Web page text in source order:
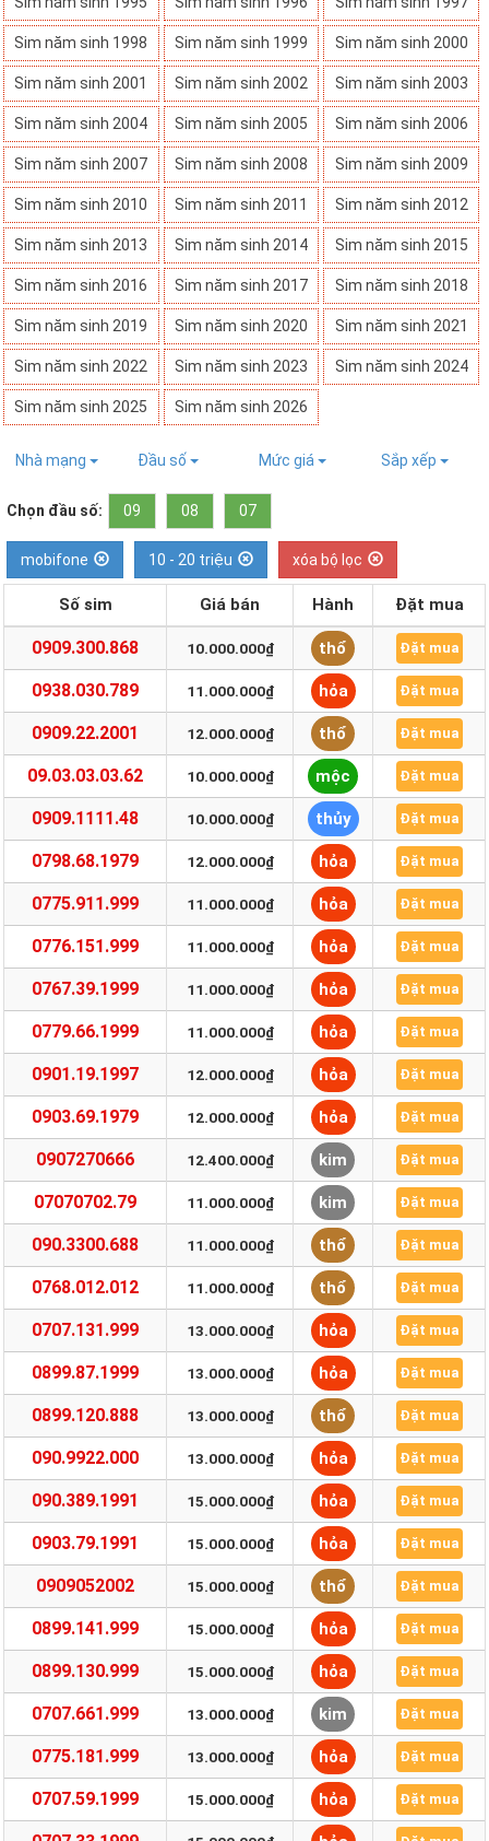
Sim năm sinh 1998 Sim năm sinh 1999 Sim năm sinh 2000
Sim năm sinh 2001 Sim năm sinh 2002 Sim năm sinh 2003
Sim năm sinh 2004 Sim năm sinh 2005 Sim năm sinh 2006
Sim năm sinh 2007 Sim năm sinh 2008 Sim năm sinh 2009
Sim năm sinh 2010 Sim năm sinh 2011 Sim năm sinh 2012
Sim năm sinh 2013 Sim năm sinh 2014 Sim năm sinh 2015
Sim năm sinh 2016 Sim năm sinh 2017 Sim năm sinh 2018
Sim năm sinh 2019 Sim năm sinh 2020 Sim năm sinh 2021
Sim năm sinh 2022 Sim năm sinh 2023 Sim năm sinh 2024
Sim năm sinh 2025 Sim năm sinh 2026
Nhà mạng Đầu số Mức giá Sắp xếp
Chọn đầu số: 09 08 07
mobifone 10 - 20 triệu xóa bộ lọc
Số sim Giá bán Hành Đặt mua
0909.300.868 10.000.000₫ thổ Đặt mua
0938.030.789 11.000.000₫ hỏa Đặt mua
0909.22.2001 12.000.000₫ thổ Đặt mua
09.03.03.03.62 10.000.000₫ mộc Đặt mua
0909.1111.48 10.000.000₫ thủy Đặt mua
0798.68.1979 12.000.000₫ hỏa Đặt mua
0775.911.999 11.000.000₫ hỏa Đặt mua
0776.151.999 11.000.000₫ hỏa Đặt mua
0767.39.1999 11.000.000₫ hỏa Đặt mua
0779.66.1999 11.000.000₫ hỏa Đặt mua
0901.19.1997 12.000.000₫ hỏa Đặt mua
0903.69.1979 12.000.000₫ hỏa Đặt mua
0907270666 12.400.000₫ kim Đặt mua
07070702.79 11.000.000₫ kim Đặt mua
090.3300.688 11.000.000₫ thổ Đặt mua
0768.012.012 11.000.000₫ thổ Đặt mua
0707.131.999 13.000.000₫ hỏa Đặt mua
0899.87.1999 13.000.000₫ hỏa Đặt mua
0899.120.888 13.000.000₫ thổ Đặt mua
090.9922.000 13.000.000₫ hỏa Đặt mua
090.389.1991 15.000.000₫ hỏa Đặt mua
0903.79.1991 15.000.000₫ hỏa Đặt mua
0909052002 15.000.000₫ thổ Đặt mua
0899.141.999 15.000.000₫ hỏa Đặt mua
0899.130.999 15.000.000₫ hỏa Đặt mua
0707.661.999 13.000.000₫ kim Đặt mua
0775.181.999 13.000.000₫ hỏa Đặt mua
0707.59.1999 15.000.000₫ hỏa Đặt mua